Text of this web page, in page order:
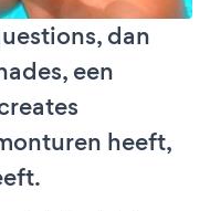
dan
een
heeft,